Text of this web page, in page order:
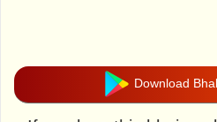
Download